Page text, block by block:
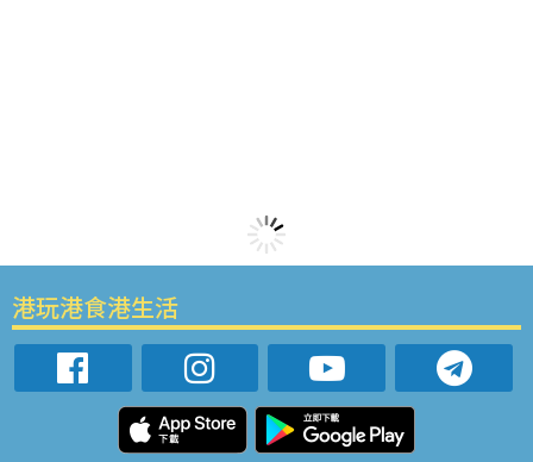
港玩港食港生活